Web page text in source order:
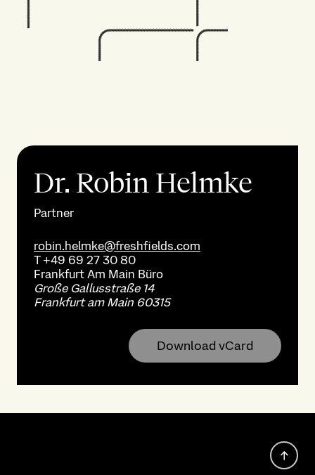
Dr. Robin Helmke
Partner
robin.helmke@freshfields.com
T+49 69 27 30 80
Frankfurt Am Main Büro
Große Gallusstraße 14
Frankfurt am Main 60315
Download vCard